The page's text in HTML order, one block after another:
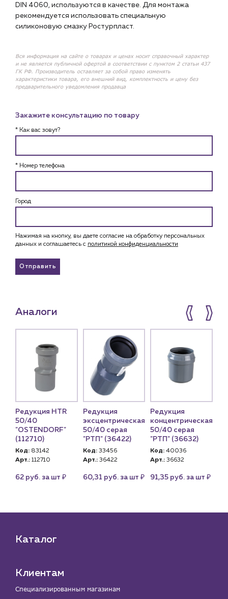
DIN 4060, используются в качестве. Для монтажа
рекомендуется использовать специальную
силиконовую смазку Ростурпласт.
Вся информация на сайте о товарах и ценах носит справочный характер
и не является публичной офертой в соответствии с пунктом 2 статьи 437
ГК РФ. Производитель оставляет за собой право изменять
характеристики товара, его внешний вид, комплектность и цену без
предварительного уведомления продавца
Закажите консультацию по товару
* Как вас зовут?
* Номер телефона
Город
Нажимая на кнопку, вы даете согласие на обработку персональных
данных и соглашаетесь c политикой конфиденциальности
Отправить
Аналоги
Редукция HTR
50/40
"OSTENDORF"
(112710)
Код: 83142
Арт.: 112710
62 руб. за шт ₽
Редукция
эксцентрическая
50/40 серая
"РТП" (36422)
Код: 33456
Арт.: 36422
60,31 руб. за шт ₽
Редукция
концентрическая
50/40 серая
"РТП" (36632)
Код: 40036
Арт.: 36632
91,35 руб. за шт₽
Каталог
Клиентам
Специализированным магазинам